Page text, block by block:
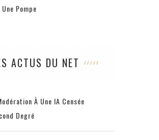
Pompe
ACTUS DU NET
À Une IA Censée
Degré